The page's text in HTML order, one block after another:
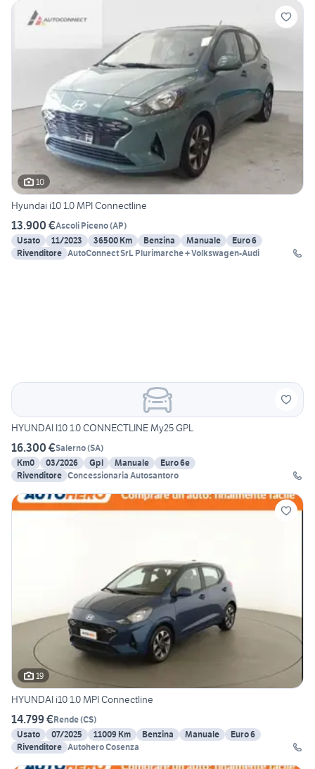
10
Hyundai i10 1.0 MPI Connectline
13.900 €Ascoli Piceno(AP)
Usato
11/2023 36500 Km Benzina Manuale
Euro 6
Rivenditore AutoConnect SrL Plurimarche + Volkswagen-Audi
HYUNDAI I10 1.0 CONNECTLINE My25 GPL
16.300 €Salerno(SA)
Km0
03/2026 Gpl Manuale
Euro 6e
Rivenditore Concessionaria Autosantoro
19
HYUNDAI i10 1.0 MPI Connectline
14.799 €Rende(CS)
Usato
07/2025 11009 Km Benzina Manuale
Euro 6
Rivenditore Autohero Cosenza